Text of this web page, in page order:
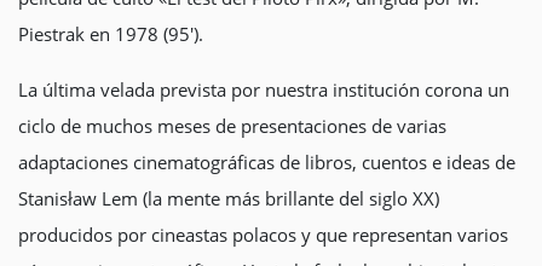
Piestrak en 1978 (95′).
La última velada prevista por nuestra institución corona un
ciclo de muchos meses de presentaciones de varias
adaptaciones cinematográficas de libros, cuentos e ideas de
Stanisław Lem (la mente más brillante del siglo XX)
producidos por cineastas polacos y que representan varios